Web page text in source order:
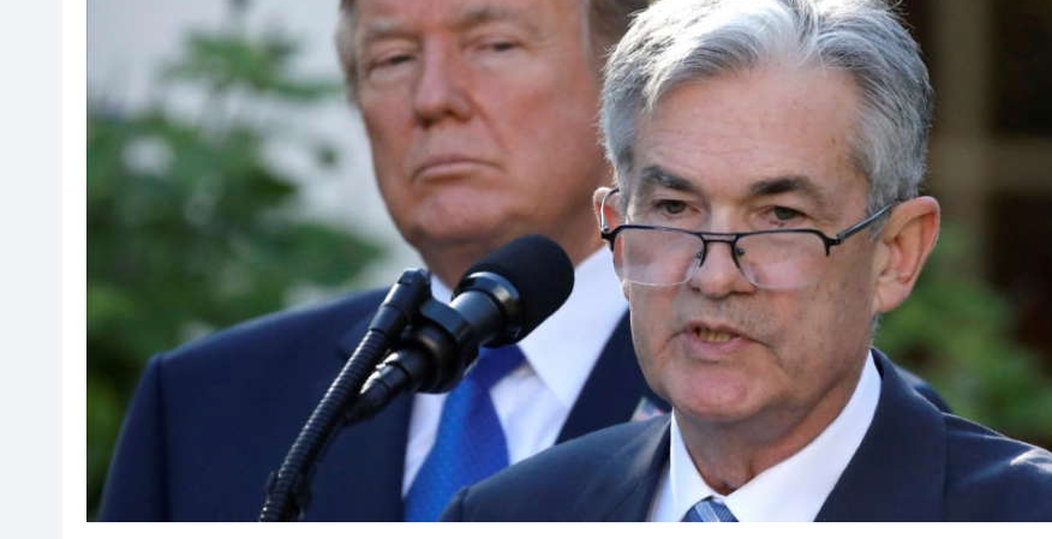
山東26戶省屬國企去年合計營收2.58萬億 利潤總額近936億
瀋陽鐵西校園閱讀活動解鎖閱讀新玩法
閩粵贛三地漢樂藝術家齊聚深圳，共奏客家文化傳承新篇章
有片丨外交部回應特朗普委內瑞拉石油言論 拉美國家有權自主選擇合作夥伴